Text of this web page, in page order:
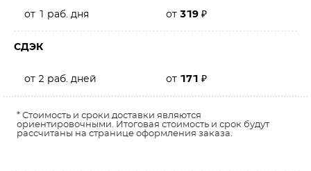
от 1 раб. дня от 319 ₽
СДЭК
от 2 раб. дней от 171 ₽
* Стоимость и сроки доставки являются
ориентировочными. Итоговая стоимость и срок будут
рассчитаны на странице оформления заказа.